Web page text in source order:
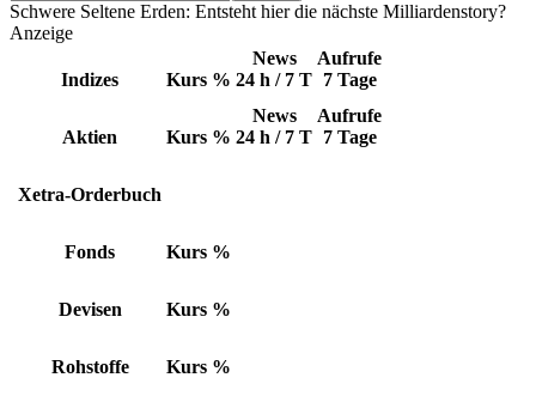
Schwere Seltene Erden: Entsteht hier die nächste Milliardenstory?
Anzeige
Indizes Kurs %
News
24 h / 7 T
Aufrufe
7 Tage
Aktien Kurs %
News
24 h / 7 T
Aufrufe
7 Tage
Xetra-Orderbuch
Fonds Kurs %
Devisen Kurs %
Rohstoffe Kurs %